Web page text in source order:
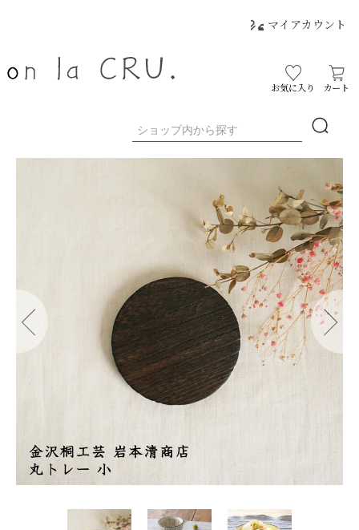
マイアカウント
お気に入り カート